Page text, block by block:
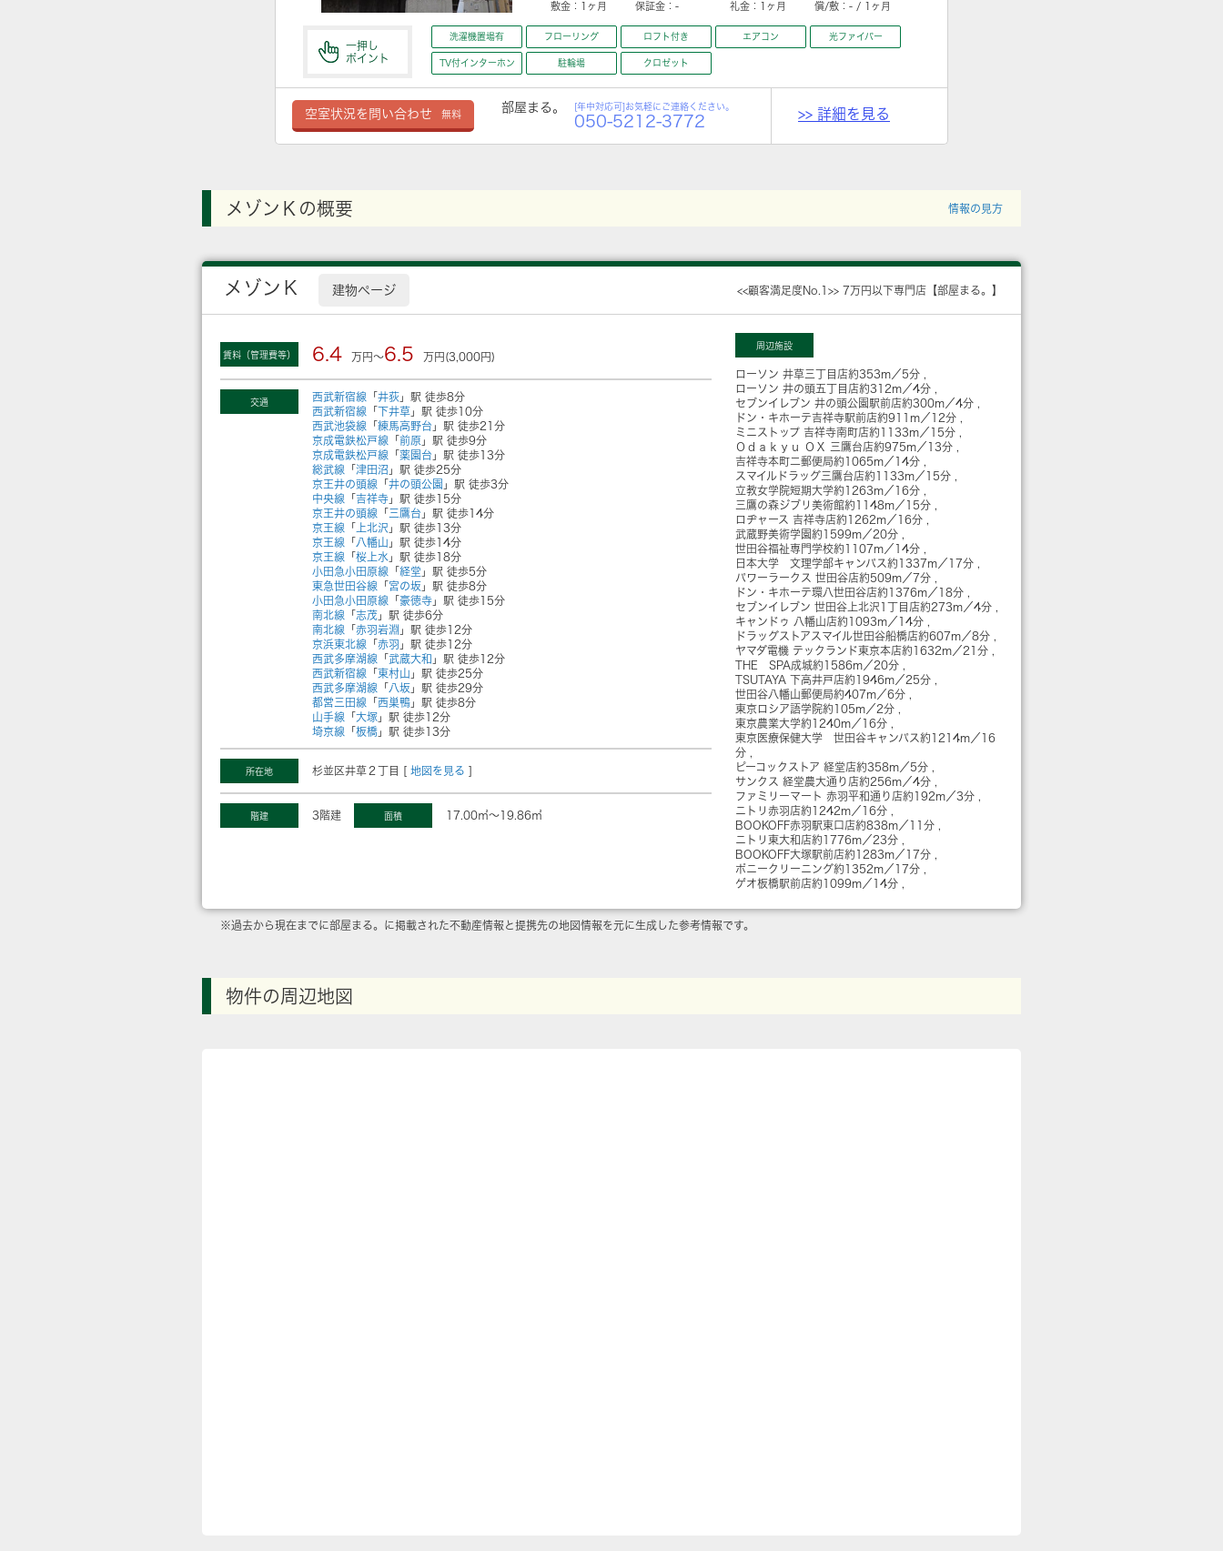
敷金： 1ヶ月 保証金： - 礼金： 1ヶ月 償/敷： - / 1ヶ月
一押し
ポイント
洗濯機置場有 フローリング ロフト付き エアコン 光ファイバー
TV付インターホン 駐輪場 クロゼット
空室状況を問い合わせ 無料
部屋まる。 [年中対応可]お気軽にご連絡ください。
050-5212-3772 >> 詳細を見る
メゾンＫの概要 情報の見方
メゾンＫ 建物ページ <<顧客満足度No.1>> 7万円以下専門店【部屋まる。】
賃料（管理費等） 6.4 万円～6.5 万円(3,000円)
交通 西武新宿線 「 井荻 」駅 徒歩8分
西武新宿線 「 下井草 」駅 徒歩10分
西武池袋線 「 練馬高野台 」駅 徒歩21分
京成電鉄松戸線 「 前原 」駅 徒歩9分
京成電鉄松戸線 「 薬園台 」駅 徒歩13分
総武線 「 津田沼 」駅 徒歩25分
京王井の頭線 「 井の頭公園 」駅 徒歩3分
中央線 「 吉祥寺 」駅 徒歩15分
京王井の頭線 「 三鷹台 」駅 徒歩14分
京王線 「 上北沢 」駅 徒歩13分
京王線 「 八幡山 」駅 徒歩14分
京王線 「 桜上水 」駅 徒歩18分
小田急小田原線 「 経堂 」駅 徒歩5分
東急世田谷線 「 宮の坂 」駅 徒歩8分
小田急小田原線 「 豪徳寺 」駅 徒歩15分
南北線 「 志茂 」駅 徒歩6分
南北線 「 赤羽岩淵 」駅 徒歩12分
京浜東北線 「 赤羽 」駅 徒歩12分
西武多摩湖線 「 武蔵大和 」駅 徒歩12分
西武新宿線 「 東村山 」駅 徒歩25分
西武多摩湖線 「 八坂 」駅 徒歩29分
都営三田線 「 西巣鴨 」駅 徒歩8分
山手線 「 大塚 」駅 徒歩12分
埼京線 「 板橋 」駅 徒歩13分
所在地 杉並区井草２丁目 [ 地図を見る ]
階建 3階建 面積 17.00㎡～19.86㎡
周辺施設
ローソン 井草三丁目店約353m／5分
ローソン 井の頭五丁目店約312m／4分
セブンイレブン 井の頭公園駅前店約300m／4分
ドン・キホーテ吉祥寺駅前店約911m／12分
ミニストップ 吉祥寺南町店約1133m／15分
Ｏｄａｋｙｕ ＯＸ 三鷹台店約975m／13分
吉祥寺本町二郵便局約1065m／14分
スマイルドラッグ三鷹台店約1133m／15分
立教女学院短期大学約1263m／16分
三鷹の森ジブリ美術館約1148m／15分
ロヂャース 吉祥寺店約1262m／16分
武蔵野美術学園約1599m／20分
世田谷福祉専門学校約1107m／14分
日本大学 文理学部キャンパス約1337m／17分
パワーラークス 世田谷店約509m／7分
ドン・キホーテ環八世田谷店約1376m／18分
セブンイレブン 世田谷上北沢1丁目店約273m／4分
キャンドゥ 八幡山店約1093m／14分
ドラッグストアスマイル世田谷船橋店約607m／8分
ヤマダ電機 テックランド東京本店約1632m／21分
THE SPA成城約1586m／20分
TSUTAYA 下高井戸店約1946m／25分
世田谷八幡山郵便局約407m／6分
東京ロシア語学院約105m／2分
東京農業大学約1240m／16分
東京医療保健大学 世田谷キャンパス約1214m／16
分
ピーコックストア 経堂店約358m／5分
サンクス 経堂農大通り店約256m／4分
ファミリーマート 赤羽平和通り店約192m／3分
ニトリ赤羽店約1242m／16分
BOOKOFF赤羽駅東口店約838m／11分
ニトリ東大和店約1776m／23分
BOOKOFF大塚駅前店約1283m／17分
ポニークリーニング約1352m／17分
ゲオ板橋駅前店約1099m／14分
※過去から現在までに部屋まる。に掲載された不動産情報と提携先の地図情報を元に生成した参考情報です。
物件の周辺地図